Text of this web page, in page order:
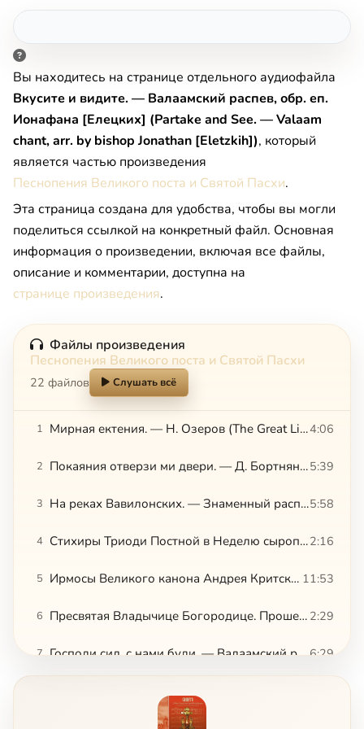
Вы находитесь на странице отдельного аудиофайла
Вкусите и видите. — Валаамский распев, обр. еп.
Ионафана [Елецких] (Partake and See. — Valaam
chant, arr. by bishop Jonathan [Eletzkih]), который
является частью произведения
Песнопения Великого поста и Святой Пасхи.
Эта страница создана для удобства, чтобы вы могли
поделиться ссылкой на конкретный файл. Основная
информация о произведении, включая все файлы,
описание и комментарии, доступна на
странице произведения.
Файлы произведения
Песнопения Великого поста и Святой Пасхи
22 файлов Слушать всё
1 Мирная ектения. — Н. Озеров (The Great Litany. — N. Ozerov)4:06
2 Покаяния отверзи ми двери. — Д. Бортнянский (Open to Me the Gates of Repentance. — D. Bortnyansky)5:39
3 На реках Вавилонских. — Знаменный распев, гарм. архид. Романа [Тамберга] (By the Rivers of Babylon. — Znamenny chant, harm. by archdeacon Roman [Tamberg])5:58
4 Стихиры Триоди Постной в Неделю сыропустную, глас 2. — Подобен 'Егда от Древа'2:16
5 Ирмосы Великого канона Андрея Критского. — Обиход Киево-Печерской Лавры 11:53
6 Пресвятая Владычице Богородице. Прошения Великого повечерия (All Holy Lady Theotokos. Suffrages of the Great Compline) 2:29
7 Господи сил, с нами буди. — Валаамский распев (O Lord of Strength, Be with Us. — Valaam chant) 6:29